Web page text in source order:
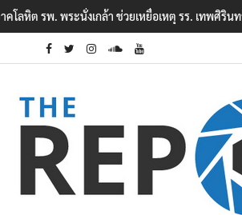
วนแรงจูงใจ เหตุยิงในโรงเรียนเทพศิรินทร์ นนทบุรี พบ